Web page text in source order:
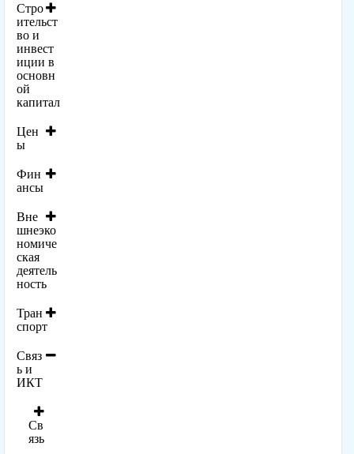
Стро
ительст
во и
инвест
иции в
основн
ой
капитал
Цен
ы
Фин
ансы
Вне
шнеэко
номиче
ская
деятель
ность
Тран
спорт
Связ
ь и
ИКТ
Св
язь